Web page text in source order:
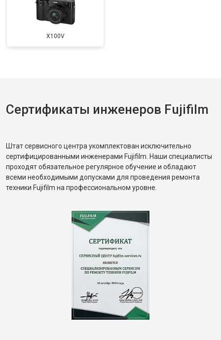
X100V
Сертификаты инженеров Fujifilm
Штат сервисного центра укомплектован исключительно
сертифицированными инженерами Fujifilm. Наши специалисты
проходят обязательное регулярное обучение и обладают
всеми необходимыми допусками для проведения ремонта
техники Fujifilm на профессиональном уровне.